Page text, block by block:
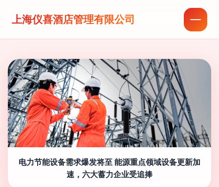
上海仪喜酒店管理有限公司
电力节能设备需求爆发将至 能源重点领域设备更新加
速，六大蓄力企业受追捧